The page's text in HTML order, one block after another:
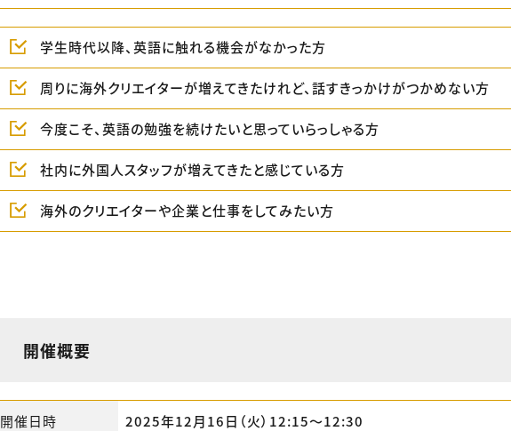
学生時代以降、英語に触れる機会がなかった方
周りに海外クリエイターが増えてきたけれど、話すきっかけがつかめない方
今度こそ、英語の勉強を続けたいと思っていらっしゃる方
社内に外国人スタッフが増えてきたと感じている方
海外のクリエイターや企業と仕事をしてみたい方
開催概要
開催日時 2025年12月16日（火）12:15〜12:30